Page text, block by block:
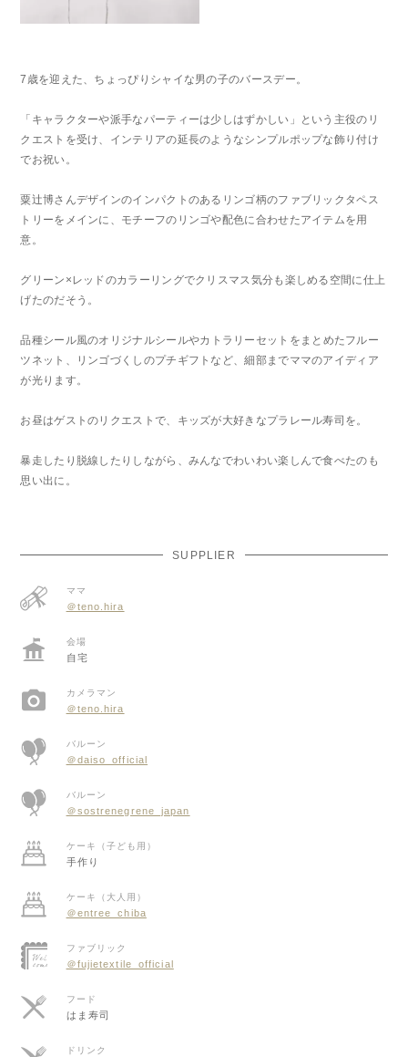
7歳を迎えた、ちょっぴりシャイな男の子のバースデー。
「キャラクターや派手なパーティーは少しはずかしい」という主役のリ
クエストを受け、インテリアの延長のようなシンプルポップな飾り付け
でお祝い。
粟辻博さんデザインのインパクトのあるリンゴ柄のファブリックタペス
トリーをメインに、モチーフのリンゴや配色に合わせたアイテムを用
意。
グリーン×レッドのカラーリングでクリスマス気分も楽しめる空間に仕上
げたのだそう。
品種シール風のオリジナルシールやカトラリーセットをまとめたフルー
ツネット、リンゴづくしのプチギフトなど、細部までママのアイディア
が光ります。
お昼はゲストのリクエストで、キッズが大好きなプラレール寿司を。
暴走したり脱線したりしながら、みんなでわいわい楽しんで食べたのも
思い出に。
SUPPLIER
ママ
＠teno.hira
会場
自宅
カメラマン
＠teno.hira
バルーン
＠daiso_official
バルーン
＠sostrenegrene_japan
ケーキ（子ども用）
手作り
ケーキ（大人用）
＠entree_chiba
ファブリック
＠fujietextile_official
フード
はま寿司
ドリンク